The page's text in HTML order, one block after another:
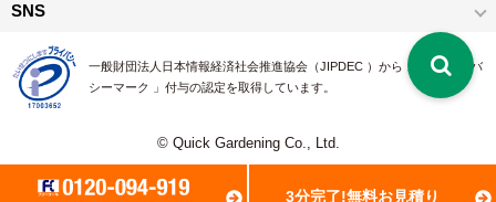
3分完了!無料お見積り
SNS
一般財団法人日本情報経済社会推進協会（JIPDEC ）から 、「 プライバ
シーマーク 」付与の認定を取得しています。
© Quick Gardening Co., Ltd.